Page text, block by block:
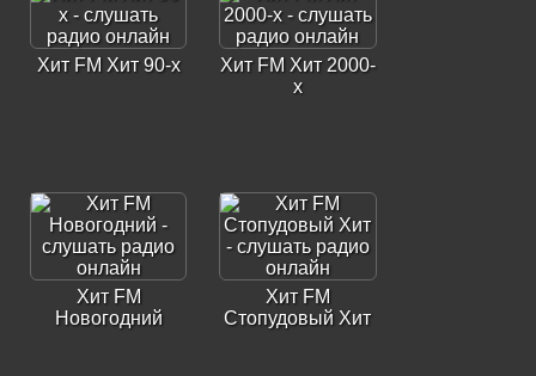
Хит FM Хит 90-х
Хит FM Хит 2000-
х
Хит FM
Новогодний
Хит FM
Стопудовый Хит